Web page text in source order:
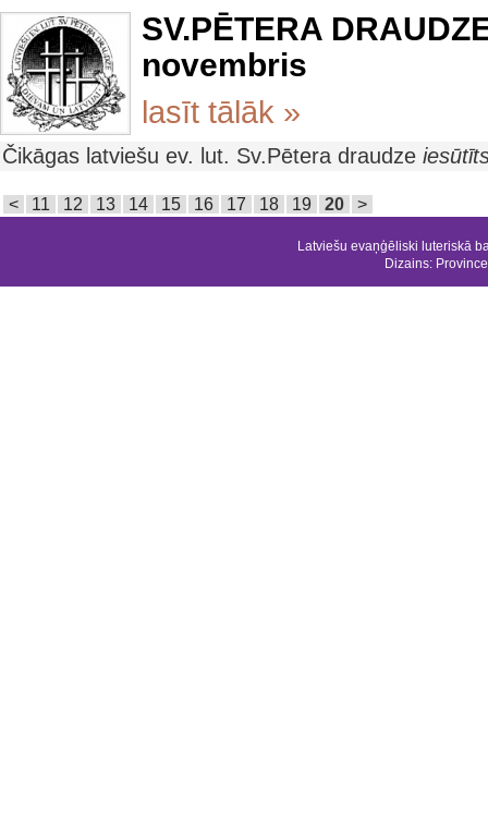
SV.PĒTERA
novembris
lasīt tālāk »
Čikāgas latviešu ev. lut. Sv.Pētera draudze
< 11 12 13 14 15 16 17 18 19 20 >
Latviešu evaņģēliski luteriskā
Dizains: